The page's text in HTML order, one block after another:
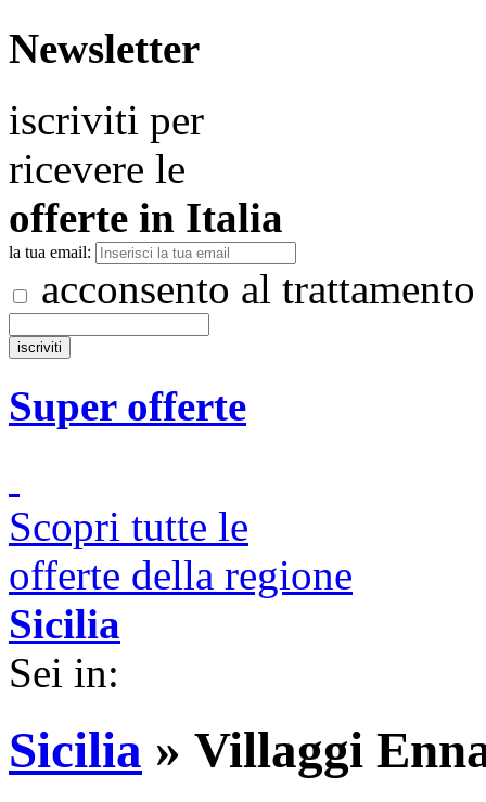
Newsletter
iscriviti per
ricevere le
offerte in Italia
la tua email:
acconsento al
Super offerte
Scopri tutte le
offerte della regione
Sicilia
Sei in:
Sicilia » Villaggi